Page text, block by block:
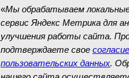
«Мы обрабатываем
сервис Яндекс Метрика для
улучшения работы сайта.
подтверждаете свое
пользовательских данных.
Скачать
(PDF):РУС
Скачать